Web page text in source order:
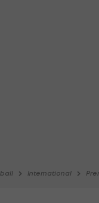
International